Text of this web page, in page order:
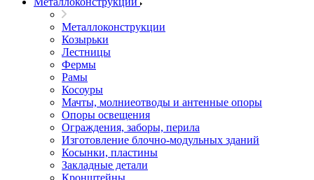
Металлоконструкции
Козырьки
Лестницы
Фермы
Рамы
Косоуры
Мачты, молниеотводы и антенные опоры
Опоры освещения
Ограждения, заборы, перила
Изготовление блочно-модульных зданий
Косынки, пластины
Закладные детали
Кронштейны